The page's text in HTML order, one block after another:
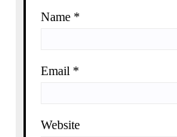
Name *
Email *
Website